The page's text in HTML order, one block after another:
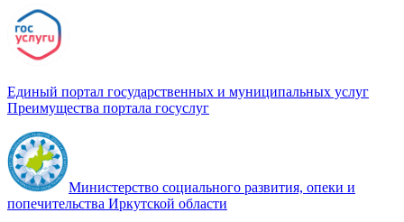
Единый портал государственных и муниципальных услуг
Преимущества портала госуслуг
Министерство социального развития, опеки и
попечительства Иркутской области